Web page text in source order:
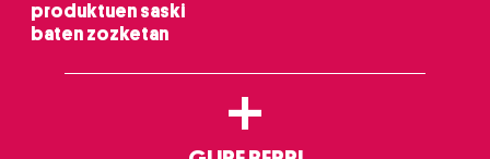
produktuen saski
baten zozketan
+